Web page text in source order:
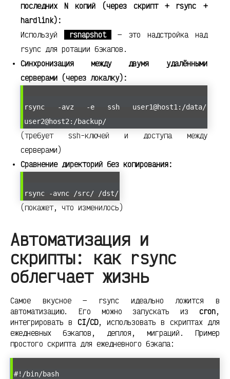
последних N копий (через скрипт + rsync +
hardlink):
Используй
rsnapshot
— это надстройка над
rsync для ротации бэкапов.
Синхронизация между двумя удалёнными
серверами (через локалку):
rsync -avz -e ssh user1@host1:/data/
user2@host2:/backup/
(требует ssh-ключей и доступа между
серверами)
Сравнение директорий без копирования:
rsync -avnc /src/ /dst/
(покажет, что изменилось)
Автоматизация и
скрипты: как rsync
облегчает жизнь
Самое вкусное — rsync идеально ложится в
автоматизацию. Его можно запускать из cron,
интегрировать в CI/CD, использовать в скриптах для
ежедневных бэкапов, деплоя, миграций. Пример
простого скрипта для ежедневного бэкапа:
#!/bin/bash